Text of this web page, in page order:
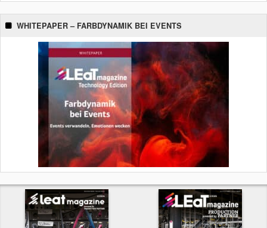
WHITEPAPER – FARBDYNAMIK BEI EVENTS